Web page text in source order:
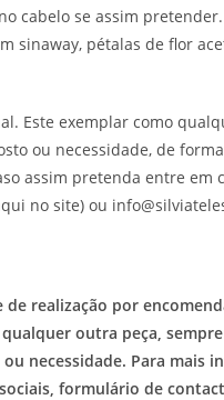
cabelo se assim
sinaway, pétalas de flor
Este exemplar como
ou necessidade, de
assim pretenda entre em
no site) ou
realização por
outra peça,
necessidade. Para mais
formulário de